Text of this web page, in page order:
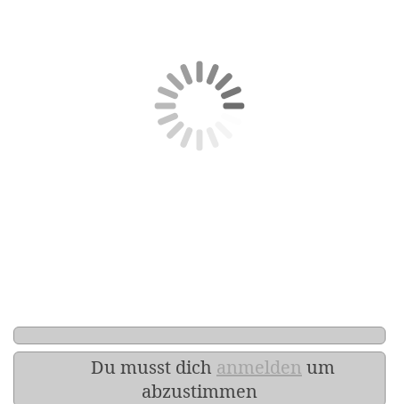
Du musst dich anmelden um
abzustimmen